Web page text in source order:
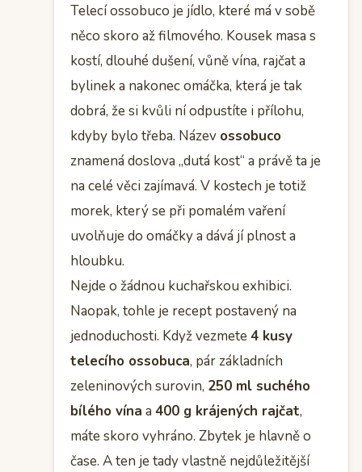
Telecí ossobuco je jídlo, které má v sobě
něco skoro až filmového. Kousek masa s
kostí, dlouhé dušení, vůně vína, rajčat a
bylinek a nakonec omáčka, která je tak
dobrá, že si kvůli ní odpustíte i přílohu,
kdyby bylo třeba. Název ossobuco
znamená doslova „dutá kost“ a právě ta je
na celé věci zajímavá. V kostech je totiž
morek, který se při pomalém vaření
uvolňuje do omáčky a dává jí plnost a
hloubku.
Nejde o žádnou kuchařskou exhibici.
Naopak, tohle je recept postavený na
jednoduchosti. Když vezmete 4 kusy
telecího ossobuca, pár základních
zeleninových surovin, 250 ml suchého
bílého vína a 400 g krájených rajčat,
máte skoro vyhráno. Zbytek je hlavně o
čase. A ten je tady vlastně nejdůležitější